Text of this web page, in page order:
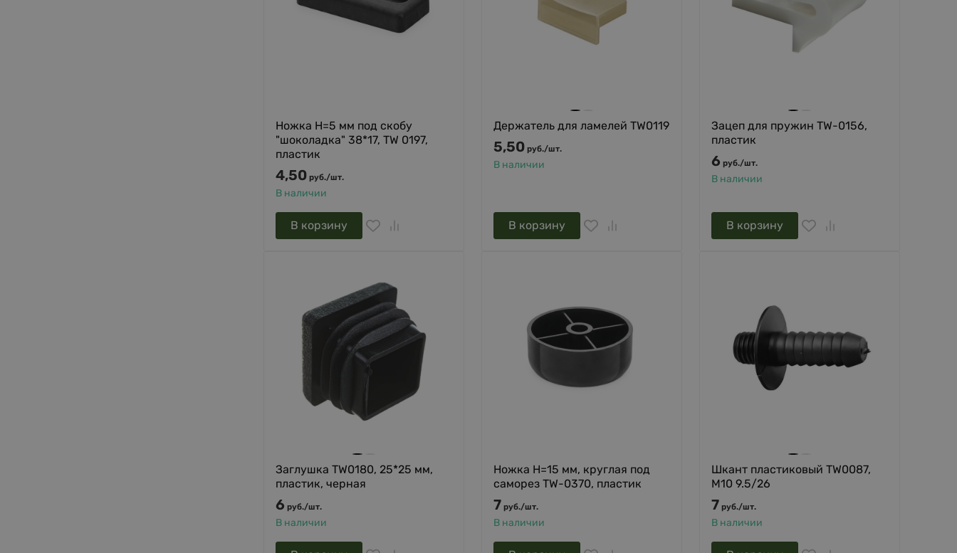
Ножка H=5 мм под скобу
"шоколадка" 38*17, TW 0197,
пластик
4,50 руб./шт.
В наличии
В корзину
Держатель для ламелей TW0119
5,50 руб./шт.
В наличии
В корзину
Зацеп для пружин TW-0156,
пластик
6 руб./шт.
В наличии
В корзину
Заглушка TW0180, 25*25 мм,
пластик, черная
6 руб./шт.
В наличии
Ножка H=15 мм, круглая под
саморез TW-0370, пластик
7 руб./шт.
В наличии
Шкант пластиковый TW0087,
М10 9.5/26
7 руб./шт.
В наличии